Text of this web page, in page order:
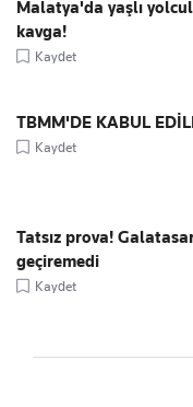
Malatya'da yaşlı
kavga!
Kaydet
TBMM'DE KABUL
Kaydet
Tatsız prova!
geçiremedi
Kaydet